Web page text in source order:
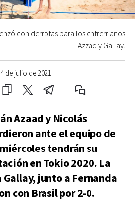
de julio de 2021
con derrotas para los entrerrianos
Azzad y Gallay.
Azaad y Nicolás
ante el equipo de
tendrán su
en Tokio 2020. La
Gallay, junto a Fernanda
con Brasil por 2-0.